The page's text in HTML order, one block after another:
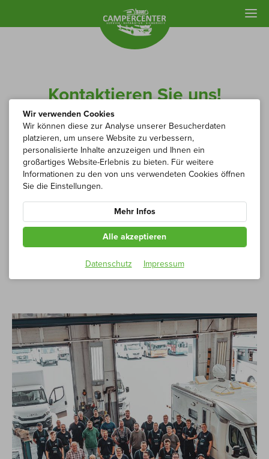
Kontaktieren Sie uns!
Wir freuen uns, von Ihnen zu hören! Ob per Telefon,
E-Mail oder über unser Kontaktformular – wir sind
jederzeit persönlich für Sie da und unterstützen Sie
bei Ihrem Anliegen. Teilen Sie uns einfach mit,
worum es geht, und wir melden uns
schnellstmöglich bei Ihnen zurück.
Ihr Campercenter-Team!
Wir verwenden Cookies
Wir können diese zur Analyse unserer Besucherdaten
platzieren, um unsere Website zu verbessern,
personalisierte Inhalte anzuzeigen und Ihnen ein
großartiges Website-Erlebnis zu bieten. Für weitere
Informationen zu den von uns verwendeten Cookies öffnen
Sie die Einstellungen.
Mehr Infos
Alle akzeptieren
Datenschutz Impressum